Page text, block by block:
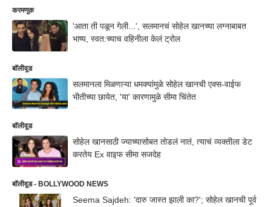
करमणूक
'आता ती पळून गेली...', सलमानचं सोहेल खानच्या लग्नाबाबत
भाष्य, स्वत:च्याच वहिनीला केलं ट्रोल
बॉलीवूड
सलमानला मिळणाऱ्या धमक्यांमुळे सोहेल खानची एक्स-वाईफ
भीतीच्या छायेत, 'या' कारणामुळे सीमा चिंतेत
बॉलीवूड
सोहेल खानसाठी ज्याच्यासोबत तोडलं नातं, त्याचं व्यक्तीला डेट
करतेय Ex वाइफ सीमा सजदेह
बॉलीवूड - BOLLYWOOD NEWS
Seema Sajdeh: 'दारु जास्त झाली का?'; सोहेल खानची पूर्व